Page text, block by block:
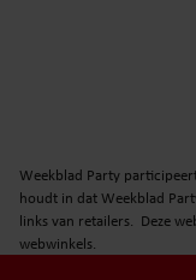
Weekblad Party
houdt in dat Weekblad
links van retailers. Deze
webwinkels.